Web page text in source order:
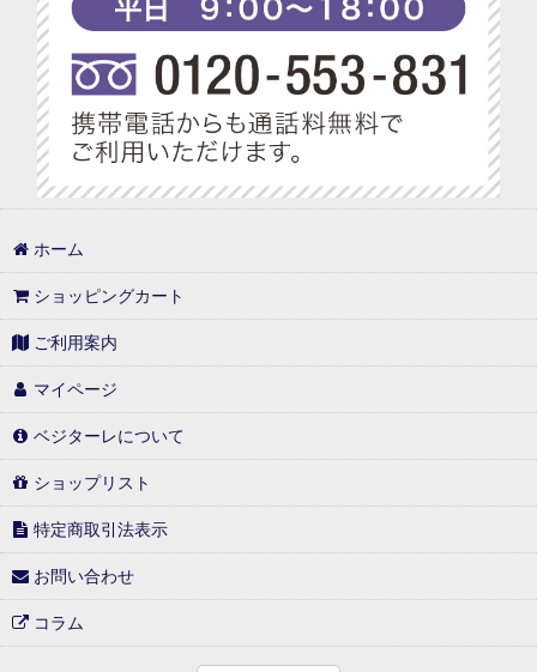
ホーム
ショッピングカート
ご利用案内
マイページ
ベジターレについて
ショップリスト
特定商取引法表示
お問い合わせ
コラム